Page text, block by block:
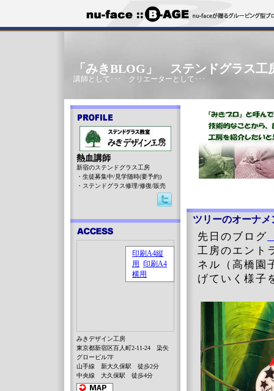
「みきBLOG」 ステンドグラス工
講師として･･･ クリエーターとして･･･
ツリーのオーナ
先日のブログ
工房のエント
ネル（高橋園
げていく様子
熱血講師
新宿のステンドグラス工房
・生徒募集中/見学随時(要予約)
・ステンドグラス修理/修復/販売
みきデザイン工房
東京都新宿区百人町2-11-24 染矢
グロービル7F
山手線 新大久保駅 徒歩2分
中央線 大久保駅 徒歩4分